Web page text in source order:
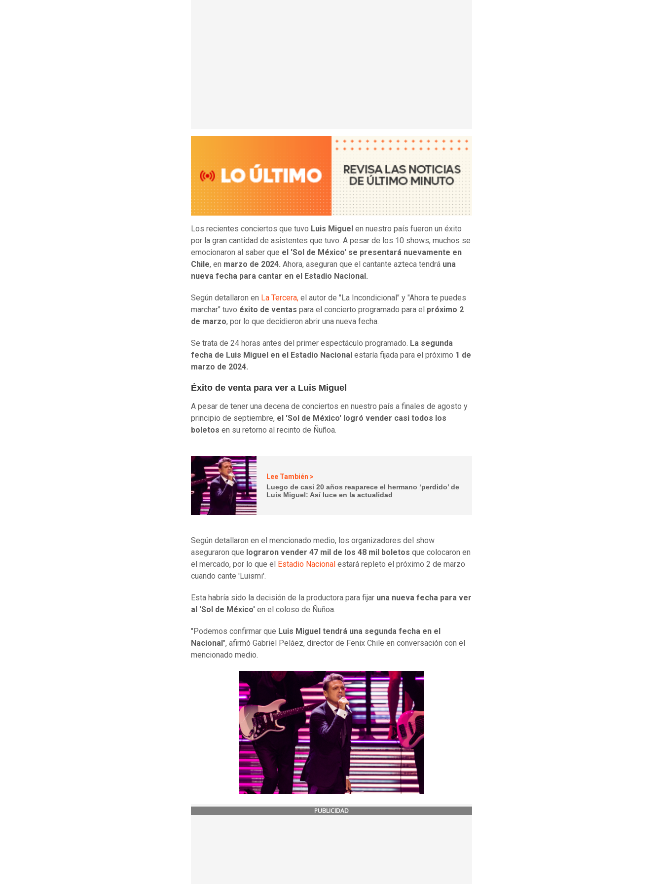
Los recientes conciertos que tuvo Luis Miguel en nuestro país fueron un éxito
por la gran cantidad de asistentes que tuvo. A pesar de los 10 shows, muchos se
emocionaron al saber que el 'Sol de México' se presentará nuevamente en
Chile, en marzo de 2024. Ahora, aseguran que el cantante azteca tendrá una
nueva fecha para cantar en el Estadio Nacional.
Según detallaron en La Tercera, el autor de "La Incondicional" y "Ahora te puedes
marchar" tuvo éxito de ventas para el concierto programado para el próximo 2
de marzo, por lo que decidieron abrir una nueva fecha.
Se trata de 24 horas antes del primer espectáculo programado. La segunda
fecha de Luis Miguel en el Estadio Nacional estaría fijada para el próximo 1 de
marzo de 2024.
Éxito de venta para ver a Luis Miguel
A pesar de tener una decena de conciertos en nuestro país a finales de agosto y
principio de septiembre, el 'Sol de México' logró vender casi todos los
boletos en su retorno al recinto de Ñuñoa.
Lee También >
Luego de casi 20 años reaparece el hermano ‘perdido’ de
Luis Miguel: Así luce en la actualidad
Según detallaron en el mencionado medio, los organizadores del show
aseguraron que lograron vender 47 mil de los 48 mil boletos que colocaron en
el mercado, por lo que el
Estadio Nacional estará repleto el próximo 2 de marzo
cuando cante 'Luismi'.
Esta habría sido la decisión de la productora para fijar una nueva fecha para ver
al 'Sol de México' en el coloso de Ñuñoa.
"Podemos confirmar que Luis Miguel tendrá una segunda fecha en el
Nacional ", afirmó Gabriel Peláez, director de Fenix Chile en conversación con el
mencionado medio.
PUBLICIDAD